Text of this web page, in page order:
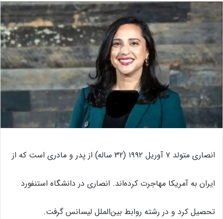
انصاری متولد ۷ آوریل ۱۹۹۲ (32 ساله) از پدر و مادری است که از
ایران به آمریکا مهاجرت کرده‌اند. انصاری در دانشگاه استنفورد
تحصیل کرد و در رشته روابط بین‌الملل لیسانس گرفت.